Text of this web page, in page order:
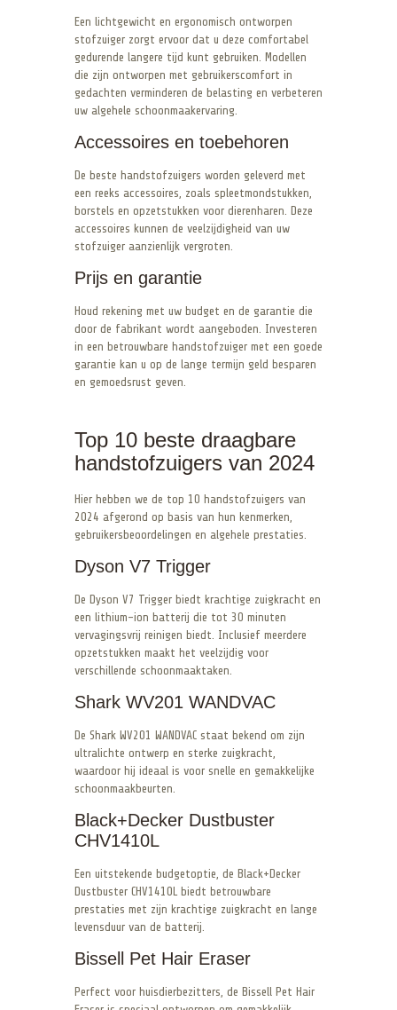
Een lichtgewicht en ergonomisch ontworpen
stofzuiger zorgt ervoor dat u deze comfortabel
gedurende langere tijd kunt gebruiken. Modellen
die zijn ontworpen met gebruikerscomfort in
gedachten verminderen de belasting en verbeteren
uw algehele schoonmaakervaring.
Accessoires en toebehoren
De beste handstofzuigers worden geleverd met
een reeks accessoires, zoals spleetmondstukken,
borstels en opzetstukken voor dierenharen. Deze
accessoires kunnen de veelzijdigheid van uw
stofzuiger aanzienlijk vergroten.
Prijs en garantie
Houd rekening met uw budget en de garantie die
door de fabrikant wordt aangeboden. Investeren
in een betrouwbare handstofzuiger met een goede
garantie kan u op de lange termijn geld besparen
en gemoedsrust geven.
Top 10 beste draagbare
handstofzuigers van 2024
Hier hebben we de top 10 handstofzuigers van
2024 afgerond op basis van hun kenmerken,
gebruikersbeoordelingen en algehele prestaties.
Dyson V7 Trigger
De Dyson V7 Trigger biedt krachtige zuigkracht en
een lithium-ion batterij die tot 30 minuten
vervagingsvrij reinigen biedt. Inclusief meerdere
opzetstukken maakt het veelzijdig voor
verschillende schoonmaaktaken.
Shark WV201 WANDVAC
De Shark WV201 WANDVAC staat bekend om zijn
ultralichte ontwerp en sterke zuigkracht,
waardoor hij ideaal is voor snelle en gemakkelijke
schoonmaakbeurten.
Black+Decker Dustbuster
CHV1410L
Een uitstekende budgetoptie, de Black+Decker
Dustbuster CHV1410L biedt betrouwbare
prestaties met zijn krachtige zuigkracht en lange
levensduur van de batterij.
Bissell Pet Hair Eraser
Perfect voor huisdierbezitters, de Bissell Pet Hair